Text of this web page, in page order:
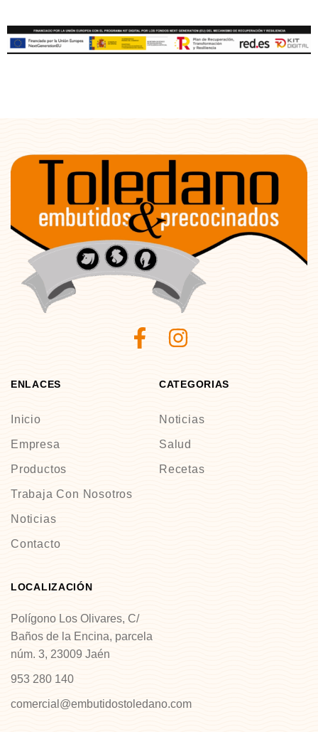
ENLACES
Inicio
Empresa
Productos
Trabaja Con Nosotros
Noticias
Contacto
CATEGORIAS
Noticias
Salud
Recetas
LOCALIZACIÓN
Polígono Los Olivares, C/
Baños de la Encina, parcela
núm. 3, 23009 Jaén
953 280 140
comercial@embutidostoledano.com